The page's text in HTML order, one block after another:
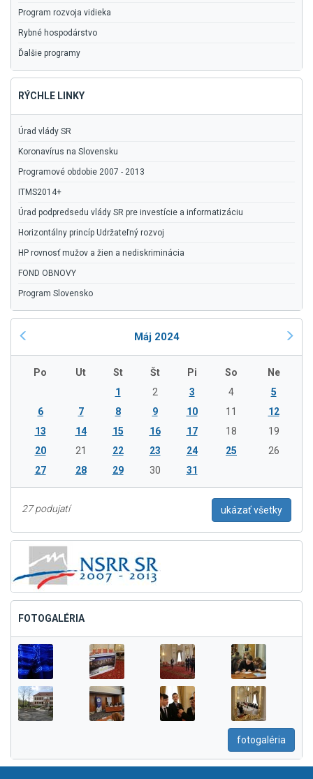
Program rozvoja vidieka
Rybné hospodárstvo
Ďalšie programy
RÝCHLE LINKY
Úrad vlády SR
Koronavírus na Slovensku
Programové obdobie 2007 - 2013
ITMS2014+
Úrad podpredsedu vlády SR pre investície a informatizáciu
Horizontálny princíp Udržateľný rozvoj
HP rovnosť mužov a žien a nediskriminácia
FOND OBNOVY
Program Slovensko
Máj 2024
Po Ut St Št Pi So
Ne
1
2 3 4
5
6
7 8 9 10 11
12
13
14 15 16 17 18
19
20
21 22 23 24 25
26
27
28 29 30 31
27 podujatí ukázať všetky
FOTOGALÉRIA
fotogaléria